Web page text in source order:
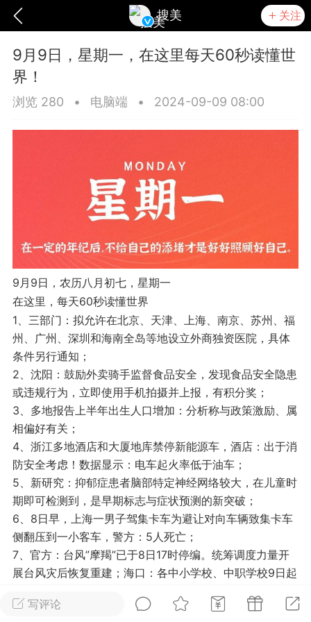
搜美 关注
爆汗熊 卡卡动能素 无创溶斑术
美业357 芯诗妍 卡卡美业
每次200金币 点击购买
师 小熊水光
爆汗熊
脂
卡卡动能素
皇斯普拉雅
建术
DRYY面膜
爆款平台 Lv.8 靓号
加盟商
26 23:18
电脑端 美业资讯
闪充小白罐
本/双效闪充，养出紧致小白脸！一、项
充小白罐 = 闪充大白肌（仪器）× 草本
护...写评论
9月9日，星期一，在这里每天60秒读懂世
界！
浏览 280 • 电脑端 • 2024-09-09 08:00
9月9日，农历八月初七，星期一
在这里，每天60秒读懂世界
1、三部门：拟允许在北京、天津、上海、南京、苏州、福
州、广州、深圳和海南全岛等地设立外商独资医院，具体
条件另行通知；
2、沈阳：鼓励外卖骑手监督食品安全，发现食品安全隐患
或违规行为，立即使用手机拍摄并上报，有积分奖；
3、多地报告上半年出生人口增加：分析称与政策激励、属
相偏好有关；
4、浙江多地酒店和大厦地库禁停新能源车，酒店：出于消
防安全考虑！数据显示：电车起火率低于油车；
5、新研究：抑郁症患者脑部特定神经网络较大，在儿童时
期即可检测到，是早期标志与症状预测的新突破；
6、8日早，上海一男子驾集卡车为避让对向车辆致集卡车
侧翻压到一小客车，警方：5人死亡；
7、官方：台风”摩羯”已于8日17时停编。统筹调度力量开
展台风灾后恢复重建；海口：各中小学校、中职学校9日起
8、中国残奥军团94金76银50铜合计220枚奖牌收官：连